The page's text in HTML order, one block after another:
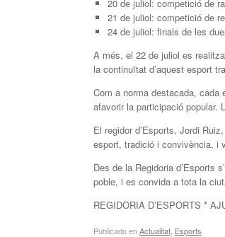
20 de juliol: competició de
21 de juliol: competició de
24 de juliol: finals de les
A més, el 22 de juliol es
la continuïtat d’aquest esport
Com a norma destacada, cada
afavorir la participació popular.
El regidor d’Esports, Jordi
esport, tradició i convivència, i
Des de la Regidoria d’Esports
poble, i es convida a tota la
REGIDORIA D’ESPORTS *
Publicado enActualitat Esports